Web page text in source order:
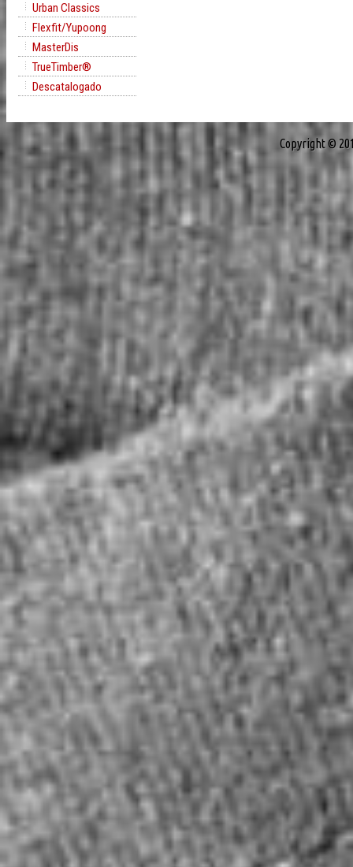
Urban Classics
Flexfit/Yupoong
MasterDis
TrueTimber®
Descatalogado
Copyright ©